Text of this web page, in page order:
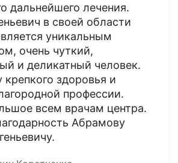
дальнейшего лечения.
в своей области
уникальным
очень чуткий,
и деликатный человек.
здоровья и
профессии.
всем врачам центра.
Абрамову